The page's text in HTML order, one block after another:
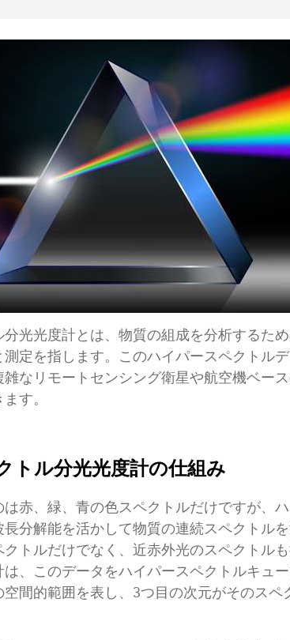
光光度計とは、物質の組成を分析するた
定を指します。このハイパースペクトル
なリモートセンシング衛星や航空機ベー
す。
トル分光光度計の仕組み
赤、緑、青の色スペクトルだけですが、
長分解能を活かして物質の連続スペクトル
トルだけでなく、近赤外光のスペクトル
、このデータをハイパースペクトルキュ
間的範囲を表し、3つ目の次元がそのスペ